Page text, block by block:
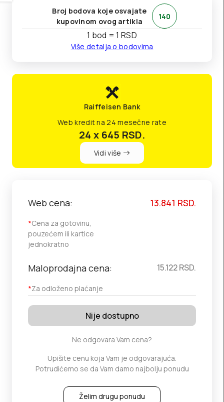
Broj bodova koje osvajate
kupovinom ovog artikla
140
1 bod = 1 RSD
Više detalja o bodovima
Raiffeisen Bank
Web kredit na 24 mesečne rate
24 x 645 RSD.
Vidi više
Web cena:
*Cena za gotovinu,
pouzećem ili kartice
jednokratno
13.841 RSD.
Maloprodajna cena:
*Za odloženo plaćanje
15.122RSD.
Nije dostupno
Ne odgovara Vam cena?
Upišite cenu koja Vam je odgovarajuća.
Potrudićemo se da Vam damo najbolju ponudu
Želim drugu ponudu